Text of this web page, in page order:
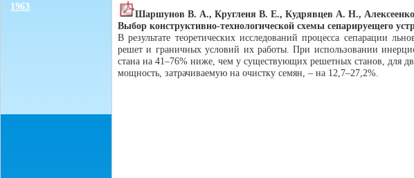
1963
Шаршунов В. А., Кругленя В. Е., Кудрявцев А. Н.,
Выбор конструктивно-технологической схемы сепарируещего
В результате теоретических исследований процесса сепарации
решет и граничных условий их работы. При использовании
стана на 41–76% ниже, чем у существующих решетных станов, для
мощность, затрачиваемую на очистку семян, – на 12,7–27,2%.